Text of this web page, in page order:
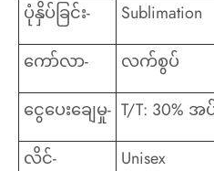
ပုံနှိပ်ခြင်း- Sublimation
ကော်လာ- လက်စွပ်
ငွေပေးချေမှု- T/T: 30% အ
လိင်- Unisex